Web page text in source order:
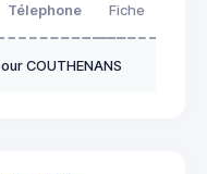
Télephone Fiche
COUTHENANS